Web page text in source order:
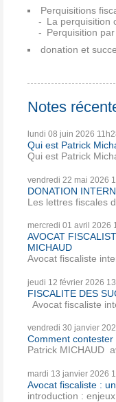
Perquisitions
La perquisition
Perquisition
donation et
Notes
lundi 08 juin 2026
Qui est Patrick
Qui est Patrick
vendredi 22 mai 2026
DONATION
Les lettres fiscales
mercredi 01 avril 2026
AVOCAT
MICHAUD
Avocat fiscaliste
jeudi 12 février 2026
FISCALITE DES
Avocat fiscaliste
vendredi 30 janvier
Comment contester
Patrick MICHAUD
mardi 13 janvier 2026
Avocat fiscaliste :
introduction :